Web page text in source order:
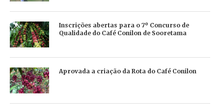
Inscrições abertas para o 7º Concurso de
Qualidade do Café Conilon de Sooretama
Aprovada a criação da Rota do Café Conilon